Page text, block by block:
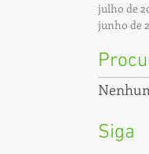
julho de
junho de
Siga